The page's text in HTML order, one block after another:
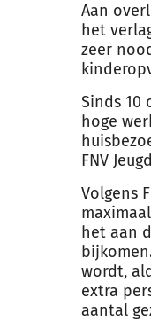
Aan
het
zeer
Sinds 10
hoge
FNV
Volgens
het aan
wordt,
extra
aantal